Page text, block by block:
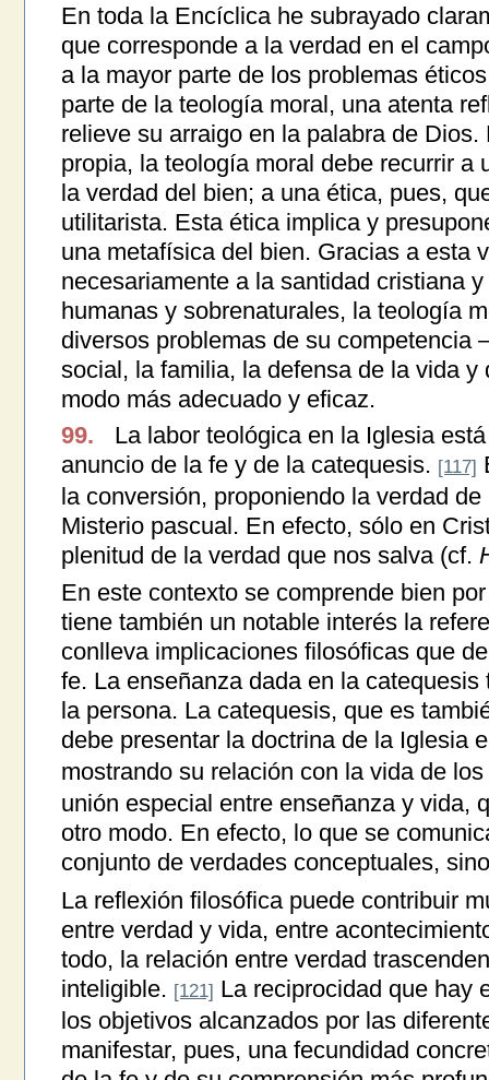
En toda la Encíclica he subrayado
que corresponde a la verdad en el
a la mayor parte de los problemas
parte de la teología moral, una atenta
relieve su arraigo en la palabra de
propia, la teología moral debe recurrir a
la verdad del bien; a una ética, pues,
utilitarista. Esta ética implica y
una metafísica del bien. Gracias a esta
necesariamente a la santidad cristiana
humanas y sobrenaturales, la teología
diversos problemas de su
social, la familia, la defensa de la vida
modo más adecuado y eficaz.
99.
La labor teológica en la Iglesia
anuncio de la fe y de la catequesis. [117]
la conversión, proponiendo la verdad
Misterio pascual. En efecto, sólo en
plenitud de la verdad que nos salva (cf.
En este contexto se comprende bien
tiene también un notable interés la
conlleva implicaciones filosóficas que
fe. La enseñanza dada en la
la persona. La catequesis, que es
debe presentar la doctrina de la Iglesia
mostrando su relación con la vida de
unión especial entre enseñanza y vida,
otro modo. En efecto, lo que se
conjunto de verdades conceptuales,
La reflexión filosófica puede contribuir
entre verdad y vida, entre
todo, la relación entre verdad
inteligible. [121] La reciprocidad que hay
los objetivos alcanzados por las
manifestar, pues, una fecundidad